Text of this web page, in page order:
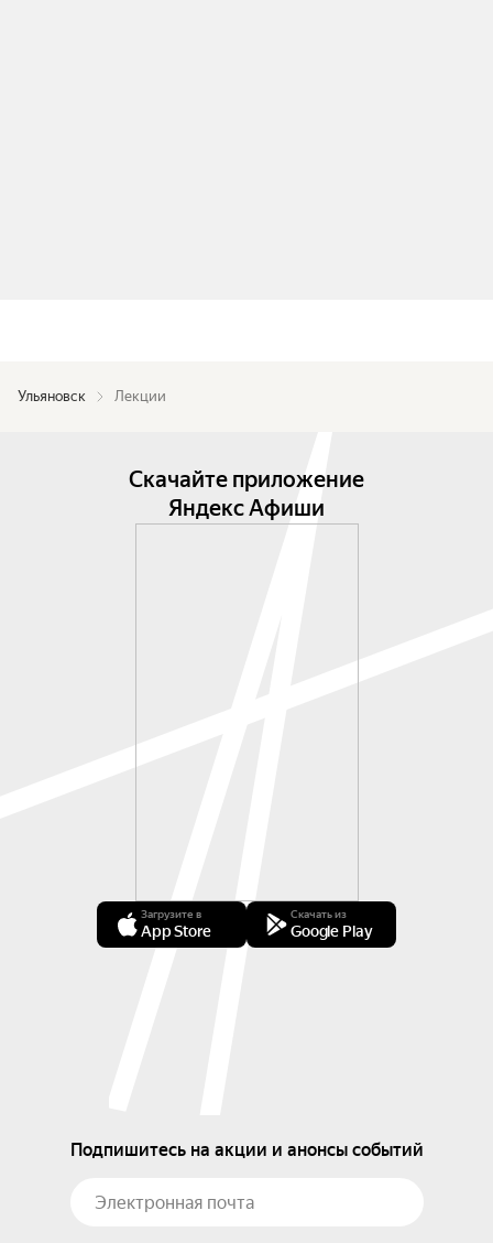
Ульяновск Лекции
Скачайте приложение
Яндекс Афиши
Загрузите в
App Store
Скачать из
Google Play
Подпишитесь на акции и анонсы событий